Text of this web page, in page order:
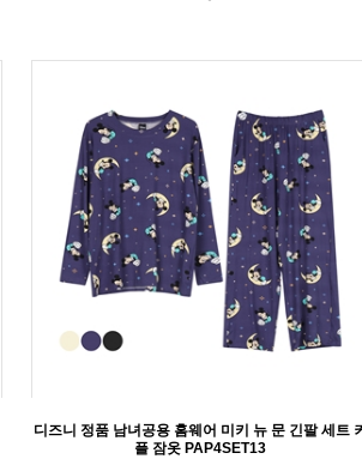
디즈니 정품 남녀공용 홈웨어 미키 뉴 문 긴팔 세트
플 잠옷 PAP4SET13